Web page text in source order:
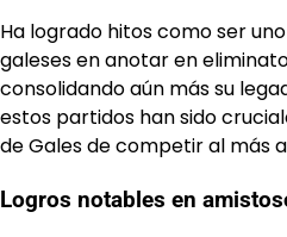
Ha logrado hitos como ser
galeses en anotar en
consolidando aún más su
estos partidos han sido
de Gales de competir al más
Logros notables en